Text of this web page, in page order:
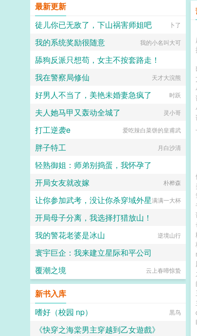
最新更新
徒儿你已无敌了，下山祸害师姐吧
卜了
我的系统奖励很随意 我的小名叫大可
舔狗反派只想苟，女主不按套路走！
我是愤怒
我在警察局修仙 天才大浣熊
好男人不当了，美艳未婚妻急疯了 时跃
夫人她马甲又轰动全城了 灵小哥
打工逆袭e 爱吃辣白菜饼的皇甫武
胖子特工 月白沙清
轻熟御姐：师弟别捣蛋，我怀孕了
今天开始暴富辣
开局女友就改嫁 朴桦森
让你参加武考，没让你杀穿域外星满满一大杯
开局母子分离，我选择打猎放山！
懒羊羊吹泡泡
我的警花老婆是冰山 逆境山行
寰宇巨企：我来建立星际和平公司
蹲站理论MAX
覆潮之境 云上春啼惊蛰
新书入库
嗜好（校园 np）
黒鸟
《快穿之海棠男主穿越到乙女遊戲》